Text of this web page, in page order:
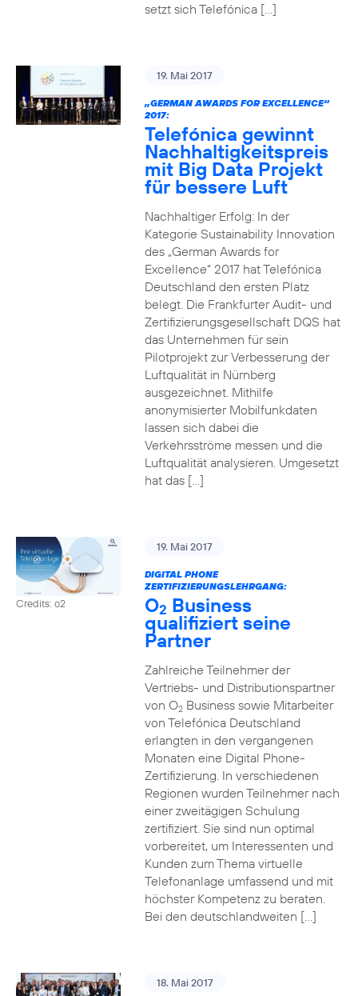
setzt sich Telefónica […]
19. Mai 2017
„GERMAN AWARDS FOR EXCELLENCE“
2017:
Telefónica gewinnt
Nachhaltigkeitspreis
mit Big Data Projekt
für bessere Luft
Nachhaltiger Erfolg: In der
Kategorie Sustainability Innovation
des „German Awards for
Excellence“ 2017 hat Telefónica
Deutschland den ersten Platz
belegt. Die Frankfurter Audit- und
Zertifizierungsgesellschaft DQS hat
das Unternehmen für sein
Pilotprojekt zur Verbesserung der
Luftqualität in Nürnberg
ausgezeichnet. Mithilfe
anonymisierter Mobilfunkdaten
lassen sich dabei die
Verkehrsströme messen und die
Luftqualität analysieren. Umgesetzt
hat das […]
Credits: o2
19. Mai 2017
DIGITAL PHONE
ZERTIFIZIERUNGSLEHRGANG:
O2 Business
qualifiziert seine
Partner
Zahlreiche Teilnehmer der
Vertriebs- und Distributionspartner
von O2Business sowie Mitarbeiter
von Telefónica Deutschland
erlangten in den vergangenen
Monaten eine Digital Phone-
Zertifizierung. In verschiedenen
Regionen wurden Teilnehmer nach
einer zweitägigen Schulung
zertifiziert. Sie sind nun optimal
vorbereitet, um Interessenten und
Kunden zum Thema virtuelle
Telefonanlage umfassend und mit
höchster Kompetenz zu beraten.
Bei den deutschlandweiten […]
18. Mai 2017